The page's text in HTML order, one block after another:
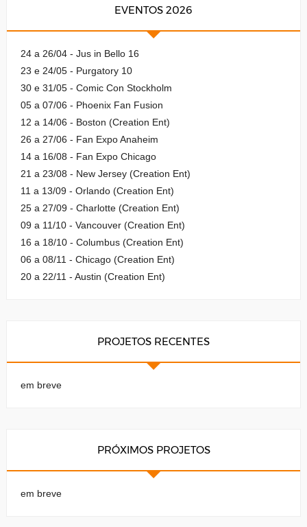
EVENTOS 2026
24 a 26/04 - Jus in Bello 16
23 e 24/05 - Purgatory 10
30 e 31/05 - Comic Con Stockholm
05 a 07/06 - Phoenix Fan Fusion
12 a 14/06 - Boston (Creation Ent)
26 a 27/06 - Fan Expo Anaheim
14 a 16/08 - Fan Expo Chicago
21 a 23/08 - New Jersey (Creation Ent)
11 a 13/09 - Orlando (Creation Ent)
25 a 27/09 - Charlotte (Creation Ent)
09 a 11/10 - Vancouver (Creation Ent)
16 a 18/10 - Columbus (Creation Ent)
06 a 08/11 - Chicago (Creation Ent)
20 a 22/11 - Austin (Creation Ent)
PROJETOS RECENTES
em breve
PRÓXIMOS PROJETOS
em breve